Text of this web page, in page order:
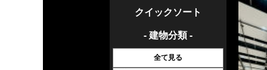
クイックソート
- 建物分類 -
全て見る